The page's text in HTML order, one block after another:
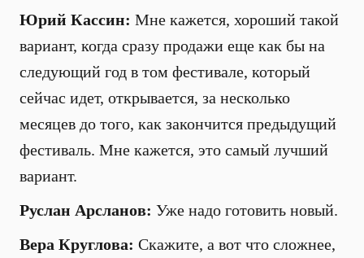
Юрий Кассин: Мне кажется, хороший такой
вариант, когда сразу продажи еще как бы на
следующий год в том фестивале, который
сейчас идет, открывается, за несколько
месяцев до того, как закончится предыдущий
фестиваль. Мне кажется, это самый лучший
вариант.
Руслан Арсланов: Уже надо готовить новый.
Вера Круглова: Скажите, а вот что сложнее,